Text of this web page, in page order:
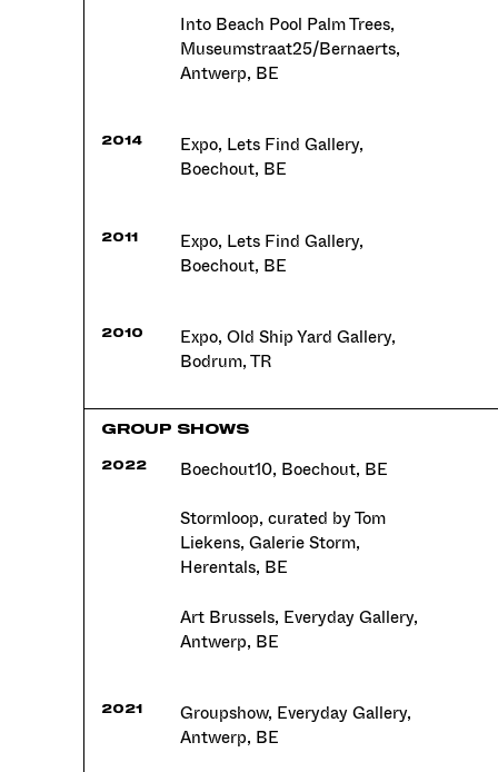
Into Beach Pool Palm Trees,
Museumstraat25/Bernaerts,
Antwerp, BE
2014
Expo, Lets Find Gallery,
Boechout, BE
2011
Expo, Lets Find Gallery,
Boechout, BE
2010
Expo, Old Ship Yard Gallery,
Bodrum, TR
GROUP SHOWS
2022
Boechout10, Boechout, BE
Stormloop, curated by Tom
Liekens, Galerie Storm,
Herentals, BE
Art Brussels, Everyday Gallery,
Antwerp, BE
2021
Groupshow, Everyday Gallery,
Antwerp, BE